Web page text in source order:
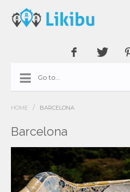
HOME / BARCELONA
Barcelona